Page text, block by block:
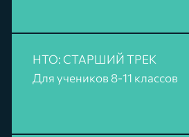
НТО: СТАРШИЙ ТРЕК
Для учеников 8-11 классов